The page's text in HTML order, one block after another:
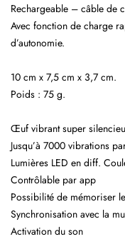
Rechargeable – câble de
Avec fonction de charge
d’autonomie.
10 cm x 7,5 cm x 3,7 cm.
Poids : 75 g.
Œuf vibrant super
Jusqu’à 7000 vibrations
Lumières LED en diff.
Contrôlable par app
Possibilité de mémoriser
Synchronisation avec la
Activation du son